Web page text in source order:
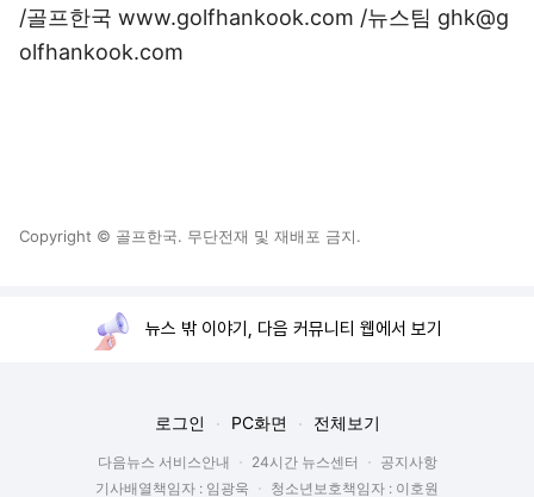
/골프한국 www.golfhankook.com /뉴스팀 ghk@g
olfhankook.com
Copyright © 골프한국. 무단전재 및 재배포 금지.
뉴스 밖 이야기, 다음 커뮤니티 웹에서 보기
로그인 PC화면 전체보기
다음뉴스 서비스안내 24시간 뉴스센터
공지사항
기사배열책임자 : 임광욱
청소년보호책임자 : 이호원